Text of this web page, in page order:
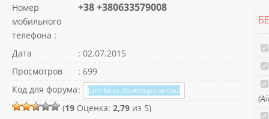
Номер
мобильного
телефона :
+38 +380633579008
Дата
: 02.07.2015
Просмотров
: 699
Код для форума:
(19 Оценка: 2,79 из 5)